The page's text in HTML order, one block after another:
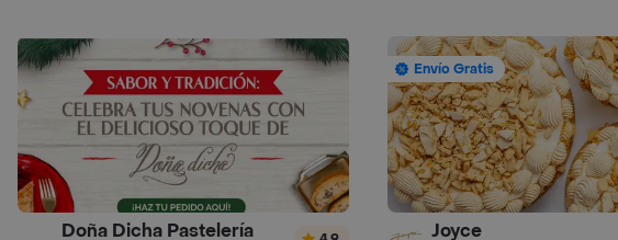
Doña Dicha Pastelería
Envío Gratis
Joyce